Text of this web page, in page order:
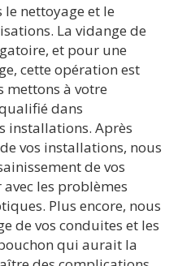
nettoyage et le
La vidange de
et pour une
cette opération est
mettons à votre
dans
installations. Après
vos installations, nous
de vos
les problèmes
Plus encore, nous
de vos conduites et les
qui aurait la